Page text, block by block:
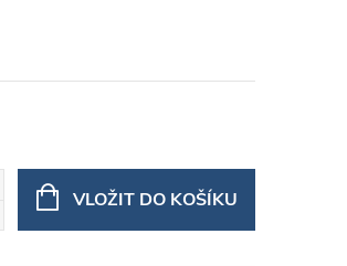
VLOŽIT DO KOŠÍKU